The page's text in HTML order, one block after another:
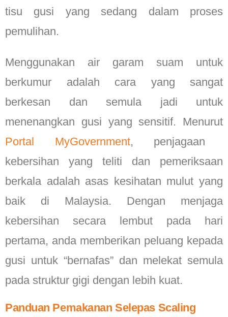
tisu gusi yang sedang dalam proses
pemulihan.
Menggunakan air garam suam untuk
berkumur adalah cara yang sangat
berkesan dan semula jadi untuk
menenangkan gusi yang sensitif. Menurut
Portal MyGovernment, penjagaan
kebersihan yang teliti dan pemeriksaan
berkala adalah asas kesihatan mulut yang
baik di Malaysia. Dengan menjaga
kebersihan secara lembut pada hari
pertama, anda memberikan peluang kepada
gusi untuk “bernafas” dan melekat semula
pada struktur gigi dengan lebih kuat.
Panduan Pemakanan Selepas Scaling